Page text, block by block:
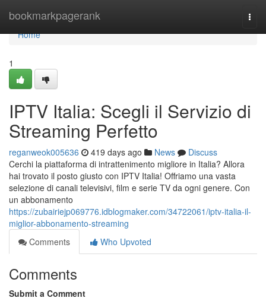
bookmarkpagerank
Home
Home
1
IPTV Italia: Scegli il Servizio di
Streaming Perfetto
reganweok005636 419 days ago News
Discuss
Cerchi la piattaforma di intrattenimento migliore in Italia? Allora
hai trovato il posto giusto con IPTV Italia! Offriamo una vasta
selezione di canali televisivi, film e serie TV da ogni genere. Con
un abbonamento
https://zubairiejp069776.idblogmaker.com/34722061/iptv-italia-il-
miglior-abbonamento-streaming
Comments
Who Upvoted
Comments
Submit a Comment